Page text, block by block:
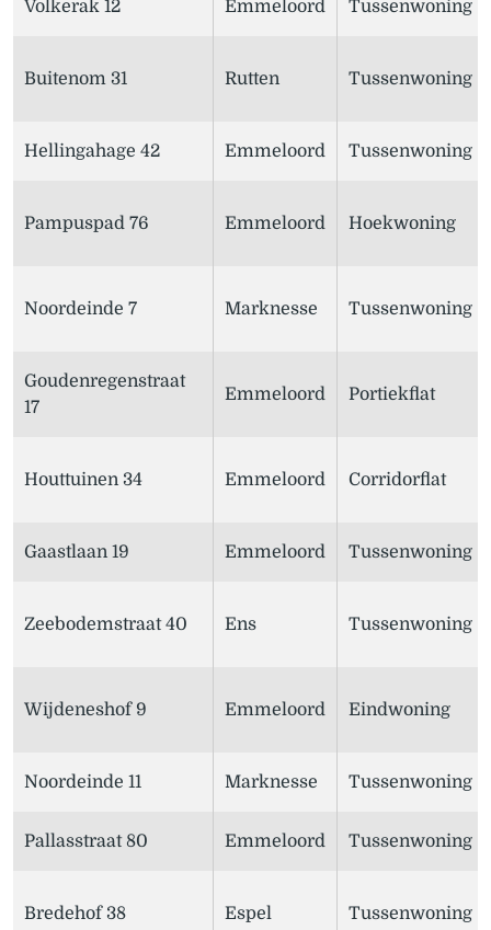
Volkerak 12 Emmeloord Tussenwoning
Buitenom 31 Rutten Tussenwoning
Hellingahage 42 Emmeloord Tussenwoning
Pampuspad 76 Emmeloord Hoekwoning
Noordeinde 7 Marknesse Tussenwoning
Goudenregenstraat
17
Emmeloord Portiekflat
Houttuinen 34 Emmeloord Corridorflat
Gaastlaan 19 Emmeloord Tussenwoning
Zeebodemstraat 40 Ens Tussenwoning
Wijdeneshof 9 Emmeloord Eindwoning
Noordeinde 11 Marknesse Tussenwoning
Pallasstraat 80 Emmeloord Tussenwoning
Bredehof 38 Espel Tussenwoning